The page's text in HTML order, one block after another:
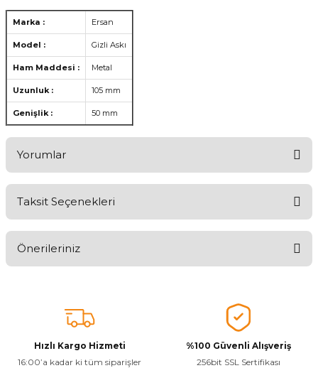
Marka : Ersan
Model : Gizli Askı
Ham Maddesi : Metal
Uzunluk : 105 mm
Genişlik : 50 mm
Yorumlar
Taksit Seçenekleri
Önerileriniz
tarafımıza iletebilirsiniz.
Görüş ve önerileriniz için teşekkür ederiz.
Ürün resmi kalitesiz, bozuk veya görüntülenemiyor.
Hızlı Kargo Hizmeti
16:00’a kadar ki tüm siparişler
%100 Güvenli Alışveriş
256bit SSL Sertifikası